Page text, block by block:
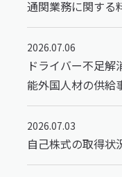
通関業務に関する
2026.07.06
ドライバー不足
能外国人材の供給
2026.07.03
自己株式の取得状